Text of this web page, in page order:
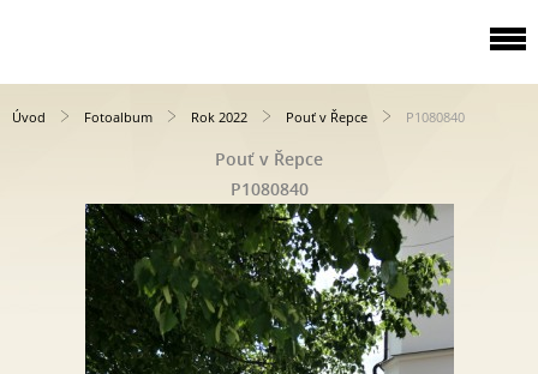
Úvod Fotoalbum Rok 2022 Pouť v Řepce P1080840
Pouť v Řepce
P1080840